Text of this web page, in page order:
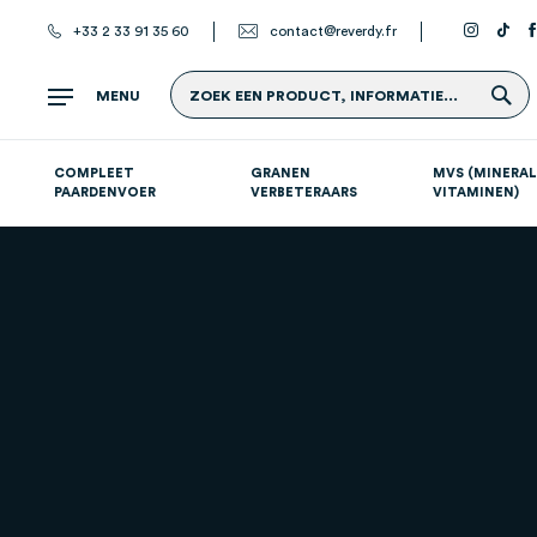
+33 2 33 91 35 60 contact@reverdy.fr
MENU ZOEK EEN PRODUCT, INFORMATIE...
COMPLEET
PAARDENVOER
GRANEN
VERBETERAARS
MVS
VITAMINEN)